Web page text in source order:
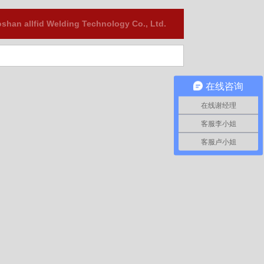
allfid Welding Technology Co., Ltd.
在线咨询
在线谢经理
客服李小姐
客服卢小姐